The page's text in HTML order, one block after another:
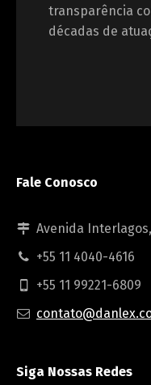
transparência
décadas de
Fale Conosco
Avenida
+55 11 4040-4616
+55 11 99221-6809
Siga Nossas Redes